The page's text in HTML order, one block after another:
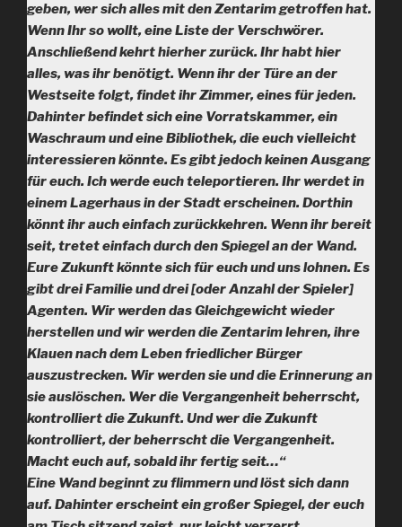
geben, wer sich alles mit den Zentarim getroffen hat.
Wenn Ihr so wollt, eine Liste der Verschwörer.
Anschließend kehrt hierher zurück. Ihr habt hier
alles, was ihr benötigt. Wenn ihr der Türe an der
Westseite folgt, findet ihr Zimmer, eines für jeden.
Dahinter befindet sich eine Vorratskammer, ein
Waschraum und eine Bibliothek, die euch vielleicht
interessieren könnte. Es gibt jedoch keinen Ausgang
für euch. Ich werde euch teleportieren. Ihr werdet in
einem Lagerhaus in der Stadt erscheinen. Dorthin
könnt ihr auch einfach zurückkehren. Wenn ihr bereit
seit, tretet einfach durch den Spiegel an der Wand.
Eure Zukunft könnte sich für euch und uns lohnen. Es
gibt drei Familie und drei [oder Anzahl der Spieler]
Agenten. Wir werden das Gleichgewicht wieder
herstellen und wir werden die Zentarim lehren, ihre
Klauen nach dem Leben friedlicher Bürger
auszustrecken. Wir werden sie und die Erinnerung an
sie auslöschen. Wer die Vergangenheit beherrscht,
kontrolliert die Zukunft. Und wer die Zukunft
kontrolliert, der beherrscht die Vergangenheit.
Macht euch auf, sobald ihr fertig seit…“
Eine Wand beginnt zu flimmern und löst sich dann
auf. Dahinter erscheint ein großer Spiegel, der euch